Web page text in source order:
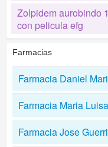
Zolpidem aurobindo
con pelicula efg
Farmacias
Farmacia Daniel
Farmacia Maria
Farmacia Jose